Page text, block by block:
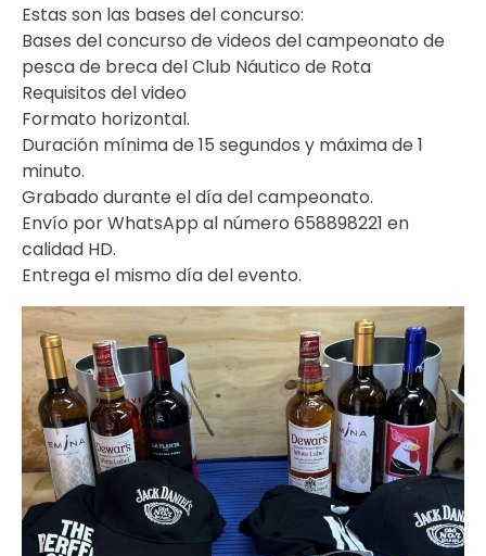
Estas son las bases del concurso:
Bases del concurso de videos del campeonato de
pesca de breca del Club Náutico de Rota
Requisitos del video
Formato horizontal.
Duración mínima de 15 segundos y máxima de 1
minuto.
Grabado durante el día del campeonato.
Envío por WhatsApp al número 658898221 en
calidad HD.
Entrega el mismo día del evento.